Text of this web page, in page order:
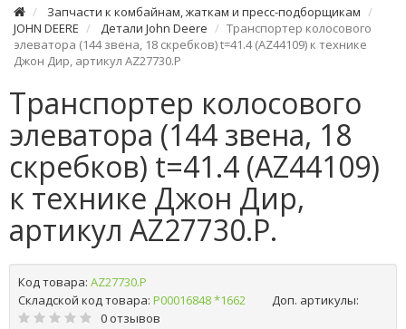
Запчасти к комбайнам, жаткам и пресс-подборщикам
JOHN DEERE
Детали John Deere
Транспортер колосового
элеватора (144 звена, 18 скребков) t=41.4 (AZ44109) к технике
Джон Дир, артикул AZ27730.P
Транспортер колосового
элеватора (144 звена, 18
скребков) t=41.4 (AZ44109)
к технике Джон Дир,
артикул AZ27730.P.
Код товара: AZ27730.P
Складской код товара: Р00016848 *1662
Доп. артикулы:
0 отзывов